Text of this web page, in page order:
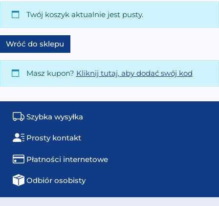
Twój koszyk aktualnie jest pusty.
Wróć do sklepu
Masz kupon? Kliknij tutaj, aby dodać swój kod
Szybka wysyłka
Prosty kontakt
Płatności internetowe
Odbiór osobisty